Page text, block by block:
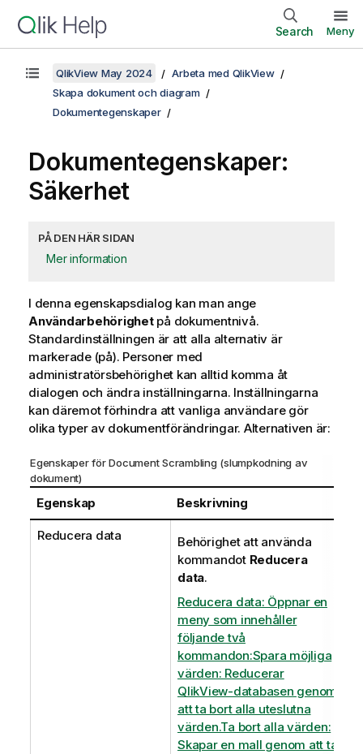
Search Meny
QlikView May 2024
Arbeta med QlikView
Skapa dokument och diagram
Dokumentegenskaper
Dokumentegenskaper:
Säkerhet
PÅ DEN HÄR SIDAN
Mer information
I denna egenskapsdialog kan man ange
Användarbehörighetpå dokumentnivå.
Standardinställningen är att alla alternativ är
markerade (på). Personer med
administratörsbehörighet kan alltid komma åt
dialogen och ändra inställningarna. Inställningarna
kan däremot förhindra att vanliga användare gör
olika typer av dokumentförändringar. Alternativen är:
Egenskaper för Document Scrambling (slumpkodning av
dokument)
Egenskap Beskrivning
Reducera data
Behörighet att använda
kommandot Reducera
data.
Reducera data: Öppnar en
meny som innehåller
följande två
kommandon:Spara möjliga
värden: Reducerar
QlikView-databasen genom
att ta bort alla uteslutna
värden.Ta bort alla värden:
Skapar en mall genom att ta